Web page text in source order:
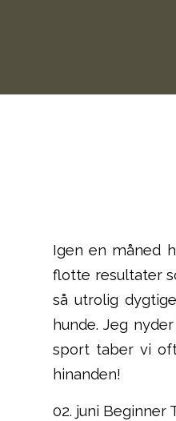
Igen en måned
flotte resultater
så utrolig
hunde. Jeg
sport taber vi
hinanden!
02. juni Beginner